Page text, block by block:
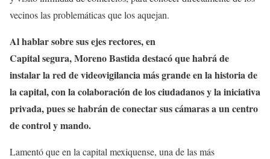
vecinos las problemáticas que los aquejan.
Al hablar sobre sus ejes rectores, en
Capital segura, Moreno Bastida destacó que habrá de
instalar la red de videovigilancia más grande en la historia de
la capital, con la colaboración de los ciudadanos y la iniciativa
privada, pues se habrán de conectar sus cámaras a un centro
de control y mando.
Lamentó que en la capital mexiquense, una de las más